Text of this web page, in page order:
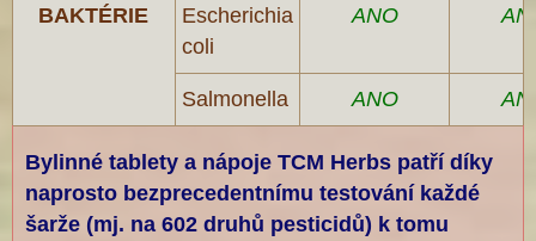
BAKTÉRIE
Escherichia
coli
ANO
Salmonella ANO
Bylinné tablety a nápoje TCM Herbs patří díky
naprosto bezprecedentnímu testování každé
šarže (mj. na 602 druhů pesticidů) k tomu